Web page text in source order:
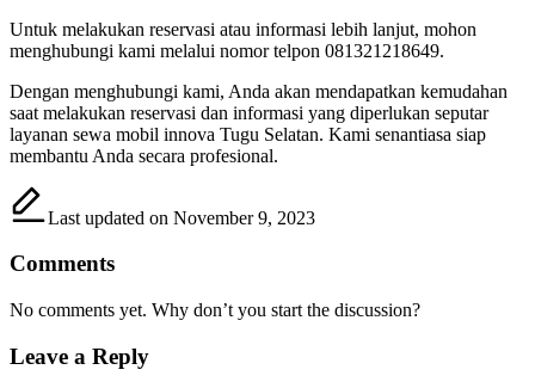
Untuk melakukan reservasi atau informasi lebih lanjut, mohon
menghubungi kami melalui nomor telpon 081321218649.
Dengan menghubungi kami, Anda akan mendapatkan kemudahan
saat melakukan reservasi dan informasi yang diperlukan seputar
layanan sewa mobil innova Tugu Selatan. Kami senantiasa siap
membantu Anda secara profesional.
Last updated on November 9, 2023
Comments
No comments yet. Why don’t you start the discussion?
Leave a Reply